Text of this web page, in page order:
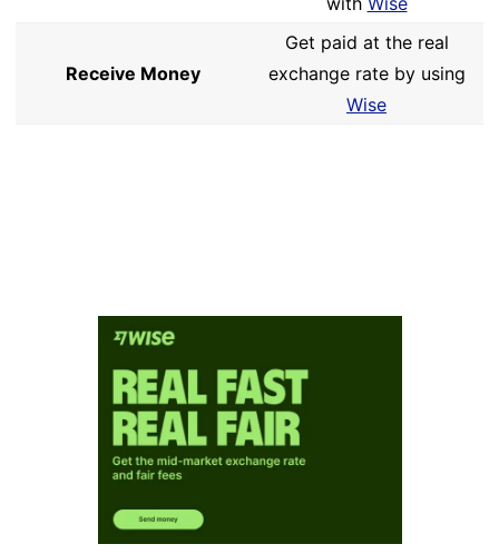
Receive Money
Get paid at the real
exchange rate by using
Wise